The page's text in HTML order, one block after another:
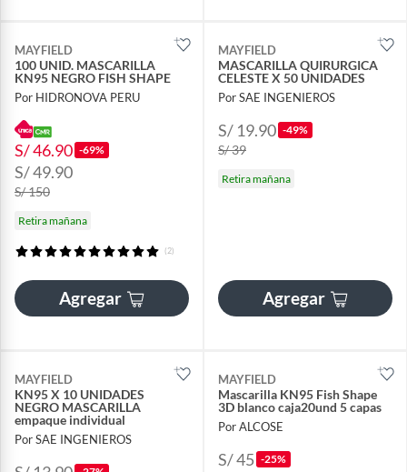
MAYFIELD
100 UNID. MASCARILLA
KN95 NEGRO FISH SHAPE
Por HIDRONOVA PERU
S/ 46.90 -69%
S/ 49.90
S/ 150
Retira mañana
(2)
Agregar
MAYFIELD
MASCARILLA QUIRURGICA
CELESTE X 50 UNIDADES
Por SAE INGENIEROS
S/ 19.90 -49%
S/ 39
Retira mañana
Agregar
MAYFIELD
KN95 X 10 UNIDADES
NEGRO MASCARILLA
empaque individual
Por SAE INGENIEROS
MAYFIELD
Mascarilla KN95 Fish Shape
3D blanco caja20und 5 capas
Por ALCOSE
S/ 45 -25%